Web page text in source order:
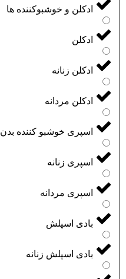
ادکلن و خوشبوکننده ها
ادکلن
ادکلن زنانه
ادکلن مردانه
اسپری خوشبو کننده بدن
اسپری زنانه
اسپری مردانه
بادی اسپلش
بادی اسپلش زنانه